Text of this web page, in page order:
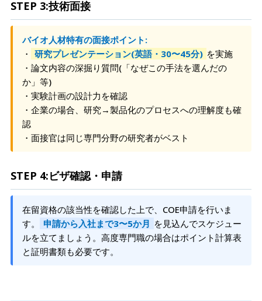
STEP 3:技術面接
バイオ人材特有の面接ポイント:
・ 研究プレゼンテーション(英語・30〜45分) を実施
・論文内容の深掘り質問(「なぜこの手法を選んだの
か」等)
・実験計画の設計力を確認
・企業の場合、研究→製品化のプロセスへの理解度も確
認
・面接官は同じ専門分野の研究者がベスト
STEP 4:ビザ確認・申請
在留資格の該当性を確認した上で、COE申請を行いま
す。
申請から入社まで3〜5か月 を見込んでスケジュー
ルを立てましょう。高度専門職の場合はポイント計算表
と証明書類も必要です。